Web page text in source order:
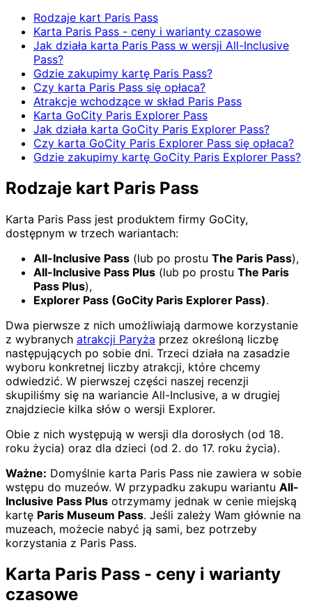
Rodzaje kart Paris Pass
Karta Paris Pass - ceny i warianty czasowe
Jak działa karta Paris Pass w wersji All-Inclusive
Pass?
Gdzie zakupimy kartę Paris Pass?
Czy karta Paris Pass się opłaca?
Atrakcje wchodzące w skład Paris Pass
Karta GoCity Paris Explorer Pass
Jak działa karta GoCity Paris Explorer Pass?
Czy karta GoCity Paris Explorer Pass się opłaca?
Gdzie zakupimy kartę GoCity Paris Explorer Pass?
Rodzaje kart Paris Pass
Karta Paris Pass jest produktem firmy GoCity,
dostępnym w trzech wariantach:
All-Inclusive Pass (lub po prostu The Paris Pass),
All-Inclusive Pass Plus (lub po prostu The Paris
Pass Plus),
Explorer Pass (GoCity Paris Explorer Pass).
Dwa pierwsze z nich umożliwiają darmowe korzystanie
z wybranych atrakcji Paryża przez określoną liczbę
następujących po sobie dni. Trzeci działa na zasadzie
wyboru konkretnej liczby atrakcji, które chcemy
odwiedzić. W pierwszej części naszej recenzji
skupiliśmy się na wariancie All-Inclusive, a w drugiej
znajdziecie kilka słów o wersji Explorer.
Obie z nich występują w wersji dla dorosłych (od 18.
roku życia) oraz dla dzieci (od 2. do 17. roku życia).
Ważne: Domyślnie karta Paris Pass nie zawiera w sobie
wstępu do muzeów. W przypadku zakupu wariantu All-
Inclusive Pass Plus otrzymamy jednak w cenie miejską
kartę Paris Museum Pass. Jeśli zależy Wam głównie na
muzeach, możecie nabyć ją sami, bez potrzeby
korzystania z Paris Pass.
Karta Paris Pass - ceny i warianty
czasowe